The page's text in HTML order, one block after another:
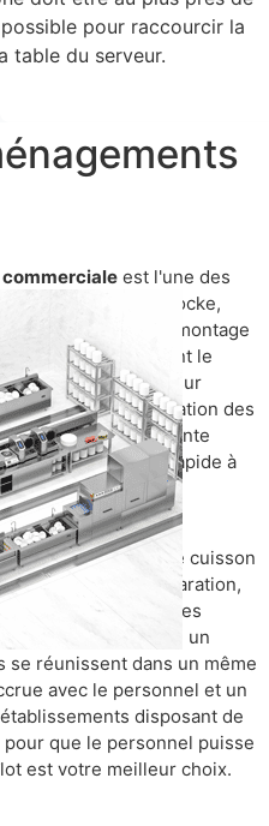
pour raccourcir la
table du serveur.
est l'une des
courantes, qui stocke,
une chaîne de montage
qui produisent le
qui se concentrent sur
de la préparation des
ce qui augmente
un service plus rapide à
place la zone de cuisson
stockage, de préparation,
la forme d'un îlot.Les
un zonage clair, un
se réunissent dans un même
avec le personnel et un
disposant de
que le personnel puisse
est votre meilleur choix.